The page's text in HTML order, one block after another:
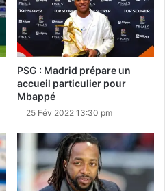
PSG : Madrid prépare un
accueil particulier pour
Mbappé
25 Fév 2022 13:30 pm